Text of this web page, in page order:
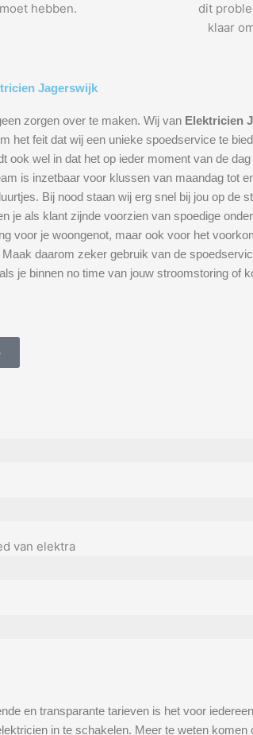
hebben.
dit
klaar
Jagerswijk
zorgen over te maken. Wij van Elektricien
het feit dat wij een unieke spoedservice te
ook wel in dat het op ieder moment van de
is inzetbaar voor klussen van maandag tot
Bij nood staan wij erg snel bij jou op de
je als klant zijnde voorzien van spoedige
voor je woongenot, maar ook voor het
daarom zeker gebruik van de
als je binnen no time van jouw stroomstoring of
van elektra
en transparante tarieven is het voor
in te schakelen. Meer te weten komen